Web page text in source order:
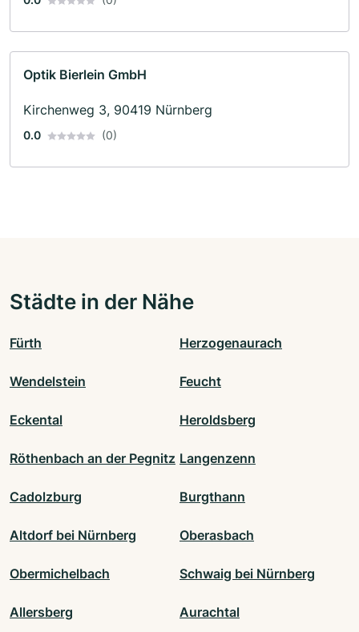
Optik Bierlein GmbH
Kirchenweg 3, 90419 Nürnberg
0.0 (0)
Städte in der Nähe
Fürth Herzogenaurach
Wendelstein Feucht
Eckental Heroldsberg
Röthenbach an der Pegnitz Langenzenn
Cadolzburg Burgthann
Altdorf bei Nürnberg Oberasbach
Obermichelbach Schwaig bei Nürnberg
Allersberg Aurachtal